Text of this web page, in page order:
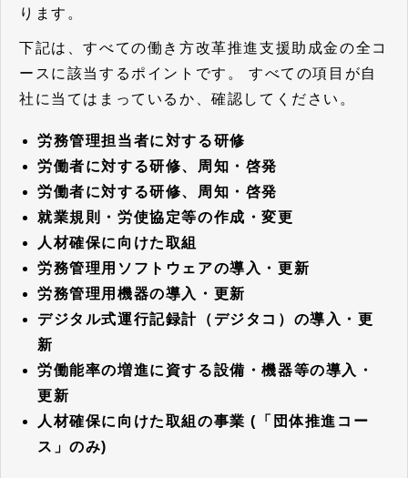
ります。
下記は、すべての働き方改革推進支援助成金の全コ
ースに該当するポイントです。
すべての項目が自
社に当てはまっているか、確認してください。
労務管理担当者に対する研修
労働者に対する研修、周知・啓発
労働者に対する研修、周知・啓発
就業規則・労使協定等の作成・変更
人材確保に向けた取組
労務管理用ソフトウェアの導入・更新
労務管理用機器の導入・更新
デジタル式運行記録計（デジタコ）の導入・更
新
労働能率の増進に資する設備・機器等の導入・
更新
人材確保に向けた取組の事業 (「団体推進コー
ス」のみ)